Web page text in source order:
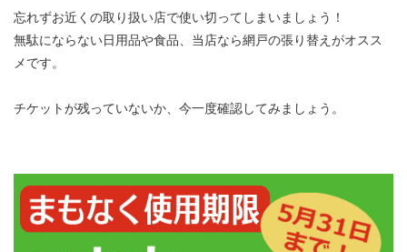
忘れずお近くの取り扱い店で使い切ってしまいましょう！
無駄にならない日用品や食品、当店なら網戸の張り替えがオスス
メです。
チケットが残っていないか、今一度確認してみましょう。